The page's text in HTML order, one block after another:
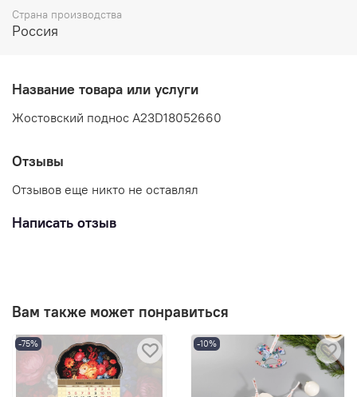
Страна производства
Россия
Название товара или услуги
Жостовский поднос A23D18052660
Отзывы
Отзывов еще никто не оставлял
Написать отзыв
Вам также может понравиться
-75% -10%